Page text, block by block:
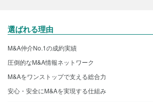
選ばれる理由
M&A仲介No.1の成約実績
圧倒的なM&A情報ネットワーク
M&Aをワンストップで支える総合力
安心・安全にM&Aを実現する仕組み